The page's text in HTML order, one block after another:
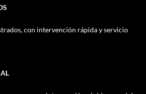
con intervención rápida y servicio